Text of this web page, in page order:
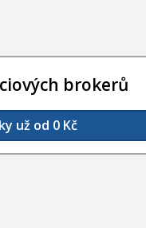
brokerů
už od 0 Kč